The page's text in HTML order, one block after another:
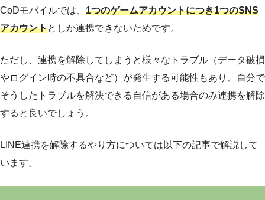
CoDモバイルでは、 1つのゲームアカウントにつき1つのSNS
アカウントとしか連携できないためです。
ただし、連携を解除してしまうと様々なトラブル（データ破損
やログイン時の不具合など）が発生する可能性もあり、自分で
そうしたトラブルを解決できる自信がある場合のみ連携を解除
すると良いでしょう。
LINE連携を解除するやり方については以下の記事で解説して
います。